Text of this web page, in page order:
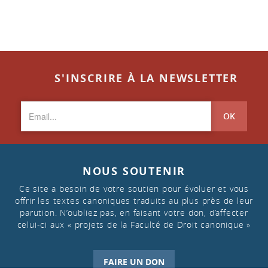
S'INSCRIRE À LA NEWSLETTER
OK
NOUS SOUTENIR
Ce site a besoin de votre soutien pour évoluer et vous
offrir les textes canoniques traduits au plus près de leur
parution. N’oubliez pas, en faisant votre don, d’affecter
celui-ci aux « projets de la Faculté de Droit canonique »
FAIRE UN DON